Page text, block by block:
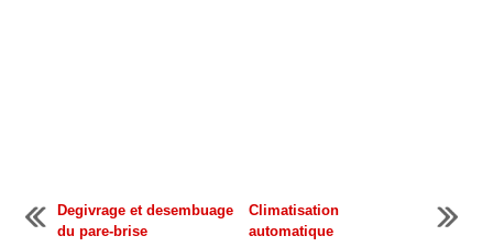
Degivrage et desembuage
du pare-brise
Climatisation
automatique